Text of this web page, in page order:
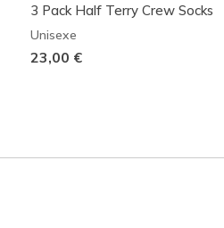
3 Pack Half Terry Crew Socks
Unisexe
23,00 €